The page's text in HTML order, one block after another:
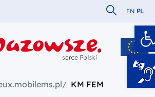
Szukaj w
EN PL
dla Mazowsza
portalu
KM FEM